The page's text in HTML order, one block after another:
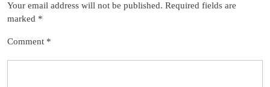
Your email address will not be published. Required fields are
marked *
Comment *